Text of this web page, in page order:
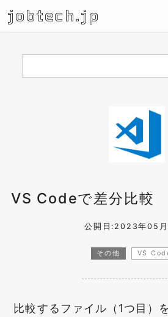
jobtech.jp
VS Codeで差分比較
公開日:2023年05
その他 VS
比較するファイル（1つ目）